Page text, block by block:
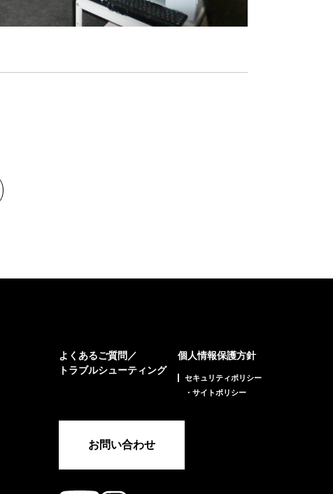
よくあるご質問／
トラブルシューティング
個人情報保護方針
セキュリティポリシー
・サイトポリシー
お問い合わせ